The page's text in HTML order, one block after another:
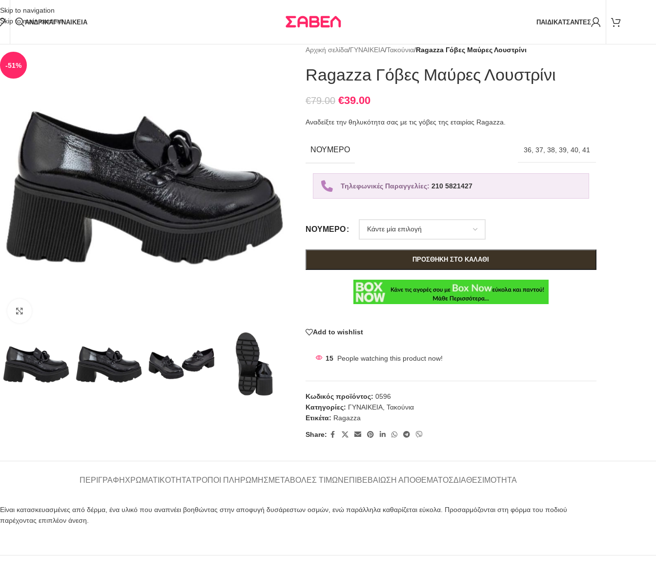
Skip to navigation
Skip to main content
Δωρεάν Μεταφορικά
ΑΝΔΡΙΚΑΓΥΝΑΙΚΕΙΑ ΠΑΙΔΙΚΑΤΣΑΝΤΕΣ
-51%
Αρχική σελίδα/ΓΥΝΑΙΚΕΙΑ/Τακούνια/Ragazza Γόβες Μαύρες Λουστρίνι
Ragazza Γόβες Μαύρες Λουστρίνι
€79.00 €39.00
Αναδείξτε την θηλυκότητα σας με τις γόβες της εταιρίας Ragazza.
ΝΟΎΜΕΡΟ 36 37 38 39 40, 41
Τηλεφωνικές Παραγγελίες: 210 5821427
ΝΟΎΜΕΡΟ
ΠΡΟΣΘΉΚΗ ΣΤΟ ΚΑΛΆΘΙ
Add to wishlist
15 People watching this product now!
Κωδικός προϊόντος: 0596
Κατηγορίες: ΓΥΝΑΙΚΕΙΑ, Τακούνια
Ετικέτα: Ragazza
Share:
ΠΕΡΙΓΡΑΦΉ ΧΡΩΜΑΤΙΚΌΤΗΤΑΤΡΌΠΟΙ ΠΛΗΡΩΜΉΣΜΕΤΑΒΟΛΈΣ ΤΙΜΏΝ ΕΠΙΒΕΒΑΊΩΣΗ ΑΠΟΘΈΜΑΤΟΣΔΙΑΘΕΣΙΜΌΤΗΤΑ
Είναι κατασκευασμένες από δέρμα, ένα υλικό που αναπνέει βοηθώντας στην αποφυγή δυσάρεστων οσμών, ενώ παράλληλα καθαρίζεται εύκολα. Προσαρμόζονται στη φόρμα του ποδιού
παρέχοντας επιπλέον άνεση.